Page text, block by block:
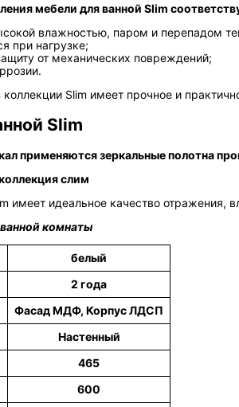
мебели для ванной Slim
влажностью, паром и перепадом
при нагрузке;
от механических повреждений;
Slim имеет прочное и
Slim
применяются зеркальные полотна
имеет идеальное качество отражения,
комнаты
белый
2 года
Фасад МДФ, Корпус ЛДСП
Настенный
465
600